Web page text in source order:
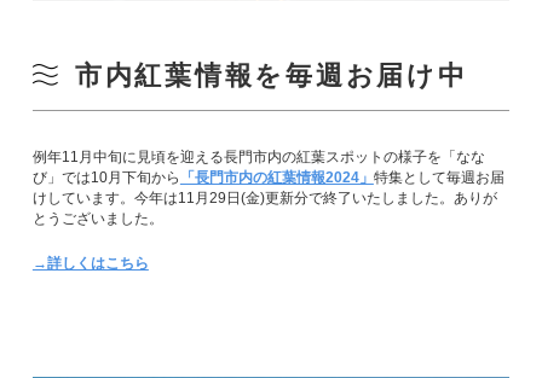
市内紅葉情報を毎週お届け中
例年11月中旬に見頃を迎える長門市内の紅葉スポットの様子を「なな
び」では10月下旬から
「長門市内の紅葉情報2024」 特集として毎週お届
けしています。今年は11月29日(金)更新分で終了いたしました。ありが
とうございました。
→詳しくはこちら